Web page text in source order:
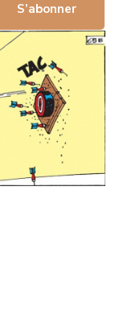
S’abonner